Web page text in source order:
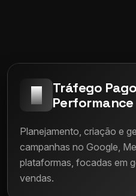
Tráfego
Performance
Planejamento, criação e
campanhas no Google,
plataformas, focadas em
vendas.